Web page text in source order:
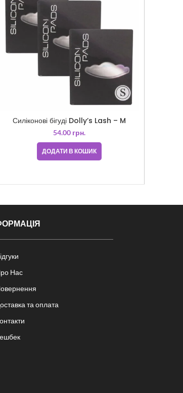
Силіконові бігуді Dolly’s Lash – M
54.00 грн.
ДОДАТИ В КОШИК
Нас
та оплата